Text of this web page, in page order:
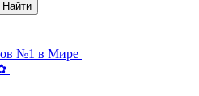
№1 в Мире